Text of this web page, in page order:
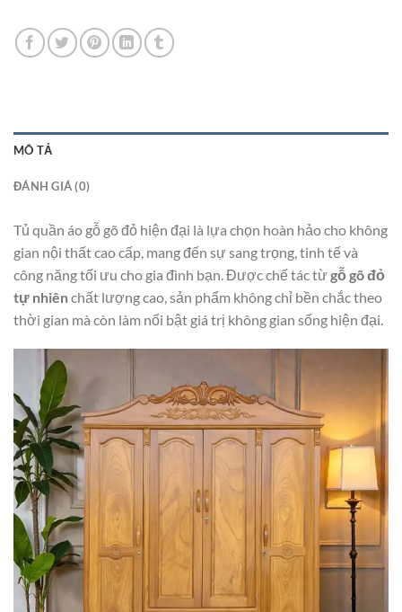
MÔ TẢ
ĐÁNH GIÁ (0)
Tủ quần áo gỗ gõ đỏ hiện đại là lựa chọn hoàn hảo cho không
gian nội thất cao cấp, mang đến sự sang trọng, tinh tế và
công năng tối ưu cho gia đình bạn. Được chế tác từgỗ gõ đỏ
tự nhiênchất lượng cao, sản phẩm không chỉ bền chắc theo
thời gian mà còn làm nổi bật giá trị không gian sống hiện đại.